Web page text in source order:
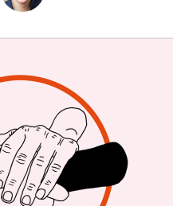
Die mehrjährigen
München die vier
verurteilt hat
, sind
keinen Anschlag
Islamisten hart vor,
auch gegen
die „Oldschool